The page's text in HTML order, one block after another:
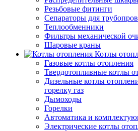
Резьбовые фитинги
Сепараторы для
Теплообменники
Фильтры механической
Шаровые краны
Котлы
Газовые котлы отопления
Твердотопливные котлы
Дизельные котлы
горелку газ
Дымоходы
Горелки
Автоматика и
Электрические котлы